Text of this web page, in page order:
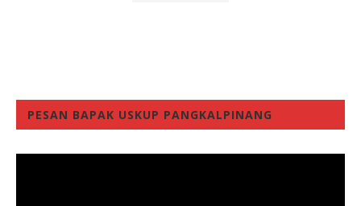
PESAN BAPAK USKUP PANGKALPINANG